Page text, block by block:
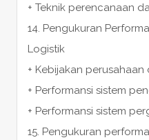
+ Teknik perencanaan
14. Pengukuran
Logistik
+ Kebijakan
+ Performansi sistem
+ Performansi sistem
15. Pengukuran